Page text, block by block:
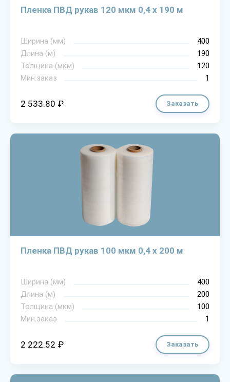
Пленка ПВД рукав 120 мкм 0,4 х 190 м
Ширина (мм)
400
Длина (м)
190
Толщина (мкм)
120
Мин.заказ
1
2 533.80 ₽ Заказать
Пленка ПВД рукав 100 мкм 0,4 х 200 м
Ширина (мм)
400
Длина (м)
200
Толщина (мкм)
100
Мин.заказ
1
2 222.52 ₽ Заказать